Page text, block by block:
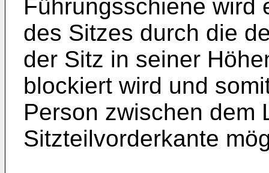
Führungsschiene wird
des Sitzes durch die
der Sitz in seiner
blockiert wird und
Person zwischen dem
Sitzteilvorderkante